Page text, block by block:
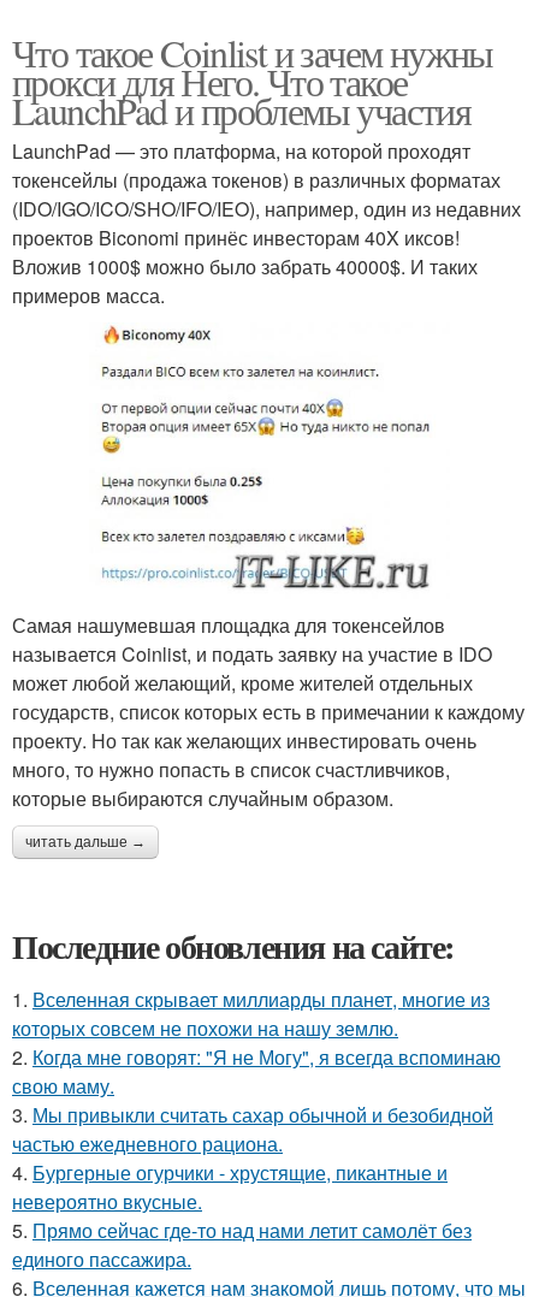
Что такое Coinlist и зачем нужны
прокси для Него. Что такое
LaunchPad и проблемы участия
LaunchPad — это платформа, на которой проходят
токенсейлы (продажа токенов) в различных форматах
(IDO/IGO/ICO/SHO/IFO/IEO), например, один из недавних
проектов Biconomi принёс инвесторам 40X иксов!
Вложив 1000$ можно было забрать 40000$. И таких
примеров масса.
Самая нашумевшая площадка для токенсейлов
называется Coinlist, и подать заявку на участие в IDO
может любой желающий, кроме жителей отдельных
государств, список которых есть в примечании к каждому
проекту. Но так как желающих инвестировать очень
много, то нужно попасть в список счастливчиков,
которые выбираются случайным образом.
читать дальше →
Последние обновления на сайте:
1. Вселенная скрывает миллиарды планет, многие из
которых совсем не похожи на нашу землю.
2. Когда мне говорят: "Я не Могу", я всегда вспоминаю
свою маму.
3. Мы привыкли считать сахар обычной и безобидной
частью ежедневного рациона.
4. Бургерные огурчики - хрустящие, пикантные и
невероятно вкусные.
5. Прямо сейчас где-то над нами летит самолёт без
единого пассажира.
6. Вселенная кажется нам знакомой лишь потому, что мы